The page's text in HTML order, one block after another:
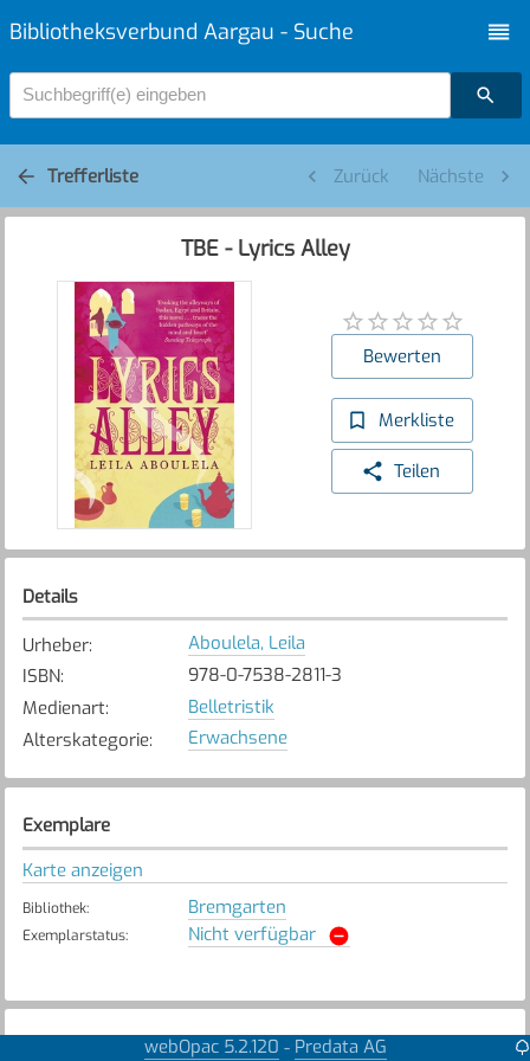
Bibliotheksverbund Aargau - Suche
Suchbegriff(e) eingeben
Trefferliste Zurück Nächste
TBE - Lyrics Alley
Bewerten
Merkliste
Teilen
Details
Urheber:
Aboulela, Leila
ISBN:
978-0-7538-2811-3
Medienart:
Belletristik
Alterskategorie: Erwachsene
Exemplare
Karte anzeigen
Bibliothek: Bremgarten
Exemplarstatus: Nicht verfügbar
Weitere DetailswebOpac 5.2.120 - Predata AG